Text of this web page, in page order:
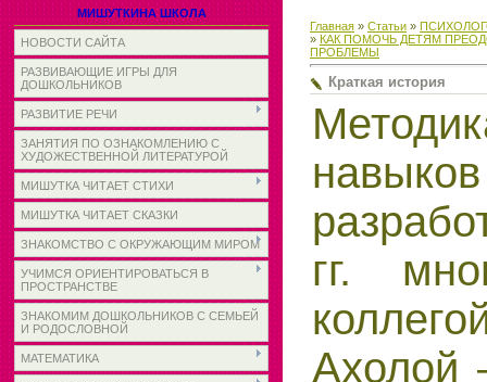
МИШУТКИНА ШКОЛА
НОВОСТИ САЙТА
РАЗВИВАЮЩИЕ ИГРЫ ДЛЯ
ДОШКОЛЬНИКОВ
РАЗВИТИЕ РЕЧИ
ЗАНЯТИЯ ПО ОЗНАКОМЛЕНИЮ С
ХУДОЖЕСТВЕННОЙ ЛИТЕРАТУРОЙ
МИШУТКА ЧИТАЕТ СТИХИ
МИШУТКА ЧИТАЕТ СКАЗКИ
ЗНАКОМСТВО С ОКРУЖАЮЩИМ МИРОМ
УЧИМСЯ ОРИЕНТИРОВАТЬСЯ В
ПРОСТРАНСТВЕ
ЗНАКОМИМ ДОШКОЛЬНИКОВ С СЕМЬЕЙ
И РОДОСЛОВНОЙ
МАТЕМАТИКА
Главная » Статьи »
» КАК ПОМОЧЬ ДЕТЯМ
ПРОБЛЕМЫ
Краткая история
гг.
Ахолой